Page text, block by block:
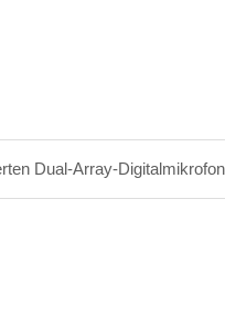
Dual-Array-